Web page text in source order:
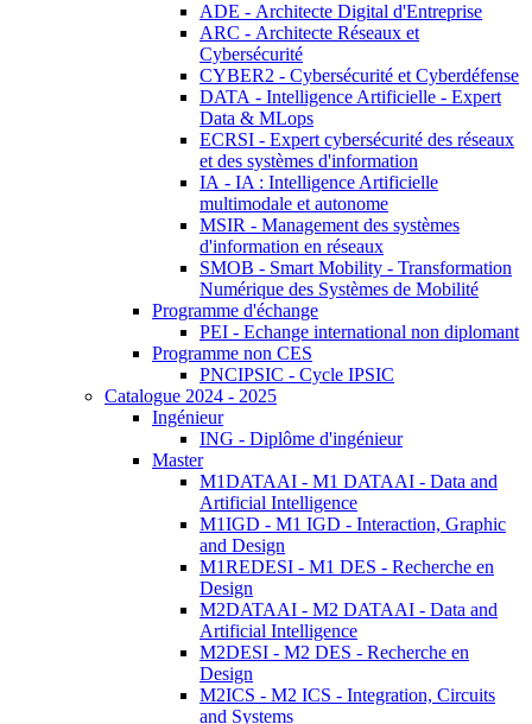
ADE - Architecte Digital d'Entreprise
ARC - Architecte Réseaux et
Cybersécurité
CYBER2 - Cybersécurité et Cyberdéfense
DATA - Intelligence Artificielle - Expert
Data & MLops
ECRSI - Expert cybersécurité des réseaux
et des systèmes d'information
IA - IA : Intelligence Artificielle
multimodale et autonome
MSIR - Management des systèmes
d'information en réseaux
SMOB - Smart Mobility - Transformation
Numérique des Systèmes de Mobilité
Programme d'échange
PEI - Echange international non diplomant
Programme non CES
PNCIPSIC - Cycle IPSIC
Catalogue 2024 - 2025
Ingénieur
ING - Diplôme d'ingénieur
Master
M1DATAAI - M1 DATAAI - Data and
Artificial Intelligence
M1IGD - M1 IGD - Interaction, Graphic
and Design
M1REDESI - M1 DES - Recherche en
Design
M2DATAAI - M2 DATAAI - Data and
Artificial Intelligence
M2DESI - M2 DES - Recherche en
Design
M2ICS - M2 ICS - Integration, Circuits
and Systems